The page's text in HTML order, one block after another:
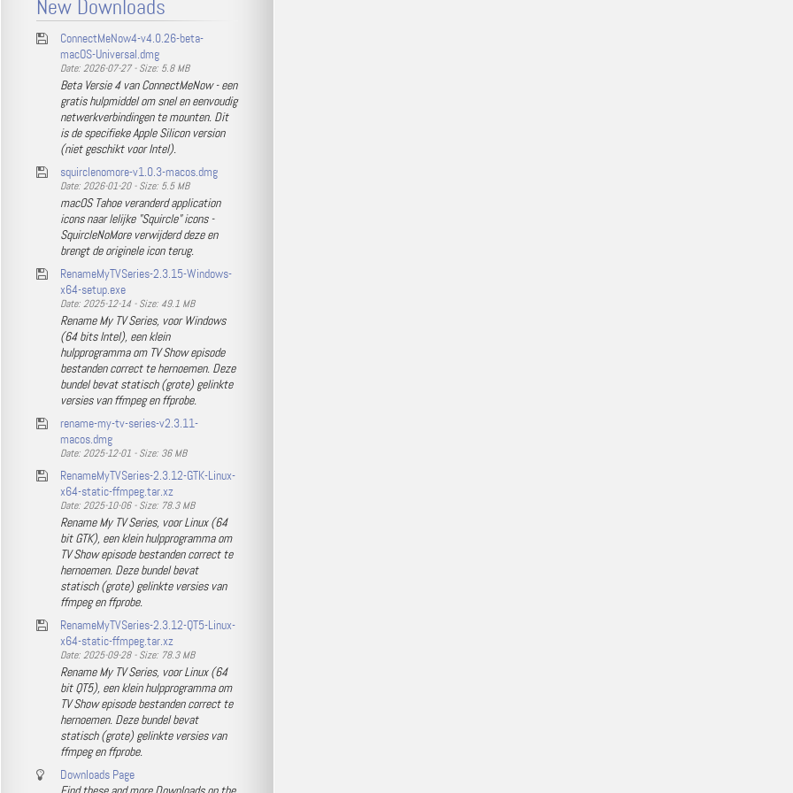
New Downloads
ConnectMeNow4-v4.0.26-beta-
macOS-Universal.dmg
Date: 2026-07-27 - Size: 5.8 MB
Beta Versie 4 van ConnectMeNow - een
gratis hulpmiddel om snel en eenvoudig
netwerkverbindingen te mounten. Dit
is de specifieke Apple Silicon version
(niet geschikt voor Intel).
squirclenomore-v1.0.3-macos.dmg
Date: 2026-01-20 - Size: 5.5 MB
macOS Tahoe veranderd application
icons naar lelijke "Squircle" icons -
SquircleNoMore verwijderd deze en
brengt de originele icon terug.
RenameMyTVSeries-2.3.15-Windows-
x64-setup.exe
Date: 2025-12-14 - Size: 49.1 MB
Rename My TV Series, voor Windows
(64 bits Intel), een klein
hulpprogramma om TV Show episode
bestanden correct te hernoemen. Deze
bundel bevat statisch (grote) gelinkte
versies van ffmpeg en ffprobe.
rename-my-tv-series-v2.3.11-
macos.dmg
Date: 2025-12-01 - Size: 36 MB
RenameMyTVSeries-2.3.12-GTK-Linux-
x64-static-ffmpeg.tar.xz
Date: 2025-10-06 - Size: 78.3 MB
Rename My TV Series, voor Linux (64
bit GTK), een klein hulpprogramma om
TV Show episode bestanden correct te
hernoemen. Deze bundel bevat
statisch (grote) gelinkte versies van
ffmpeg en ffprobe.
RenameMyTVSeries-2.3.12-QT5-Linux-
x64-static-ffmpeg.tar.xz
Date: 2025-09-28 - Size: 78.3 MB
Rename My TV Series, voor Linux (64
bit QT5), een klein hulpprogramma om
TV Show episode bestanden correct te
hernoemen. Deze bundel bevat
statisch (grote) gelinkte versies van
ffmpeg en ffprobe.
Downloads Page